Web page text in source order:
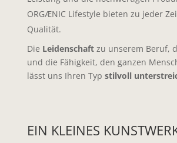
ORGÆNIC Lifestyle bieten zu jeder
Qualität.
Die Leidenschaftzu unserem Beruf,
und die Fähigkeit, den ganzen
lässt uns Ihren Typ stilvoll
EIN KLEINES